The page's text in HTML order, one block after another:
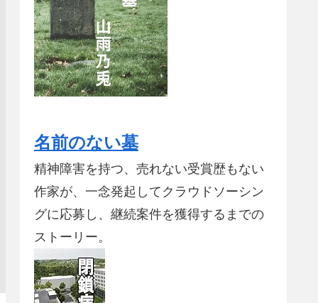
名前のない墓
精神障害を持つ、売れない受賞歴もない
作家が、一念発起してクラウドソーシン
グに応募し、継続案件を獲得するまでの
ストーリー。